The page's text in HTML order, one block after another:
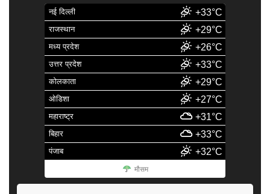
नई दिल्ली +33°C
राजस्थान +29°C
मध्य प्रदेश +26°C
उत्तर प्रदेश +33°C
कोलकाता +29°C
ओडिशा +27°C
महाराष्ट्र +31°C
बिहार +33°C
पंजाब +32°C
मौसम